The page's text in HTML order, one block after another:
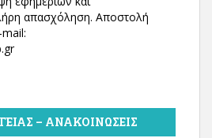
απασχόληση. Αποστολή
– ΑΝΑΚΟΙΝΏΣΕΙΣ